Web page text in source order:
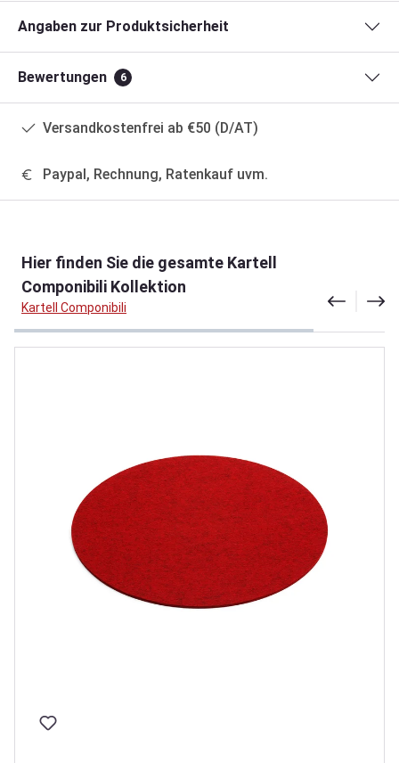
Angaben zur Produktsicherheit
Bewertungen 6
Versandkostenfrei ab €50 (D/AT)
Paypal, Rechnung, Ratenkauf uvm.
Hier finden Sie die gesamte Kartell
Componibili Kollektion
Kartell Componibili